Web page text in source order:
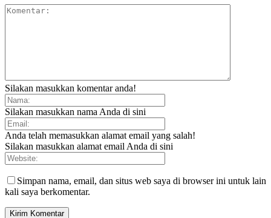
Silakan masukkan komentar anda!
Silakan masukkan nama Anda di sini
Anda telah memasukkan alamat email yang salah!
Silakan masukkan alamat email Anda di sini
Simpan nama, email, dan situs web saya di browser ini untuk lain
kali saya berkomentar.